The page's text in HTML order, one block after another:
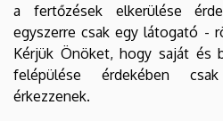
a fertőzések elkerülése
egyszerre csak egy látogató -
Kérjük Önöket, hogy saját és
felépülése érdekében
érkezzenek.